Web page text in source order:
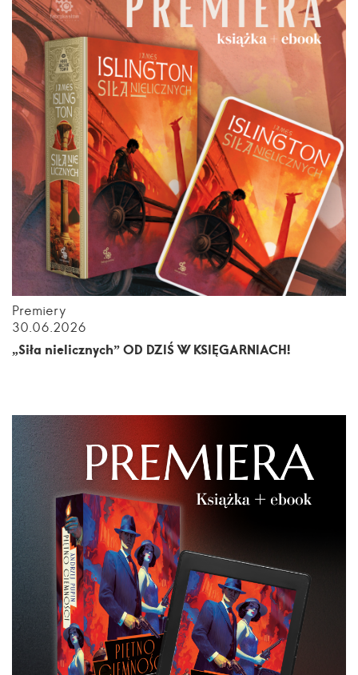
Premiery
30.06.2026
„Siła nielicznych” OD DZIŚ W KSIĘGARNIACH!